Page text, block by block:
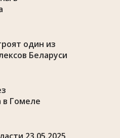
один из
Беларуси
в Гомеле
23.05.2025